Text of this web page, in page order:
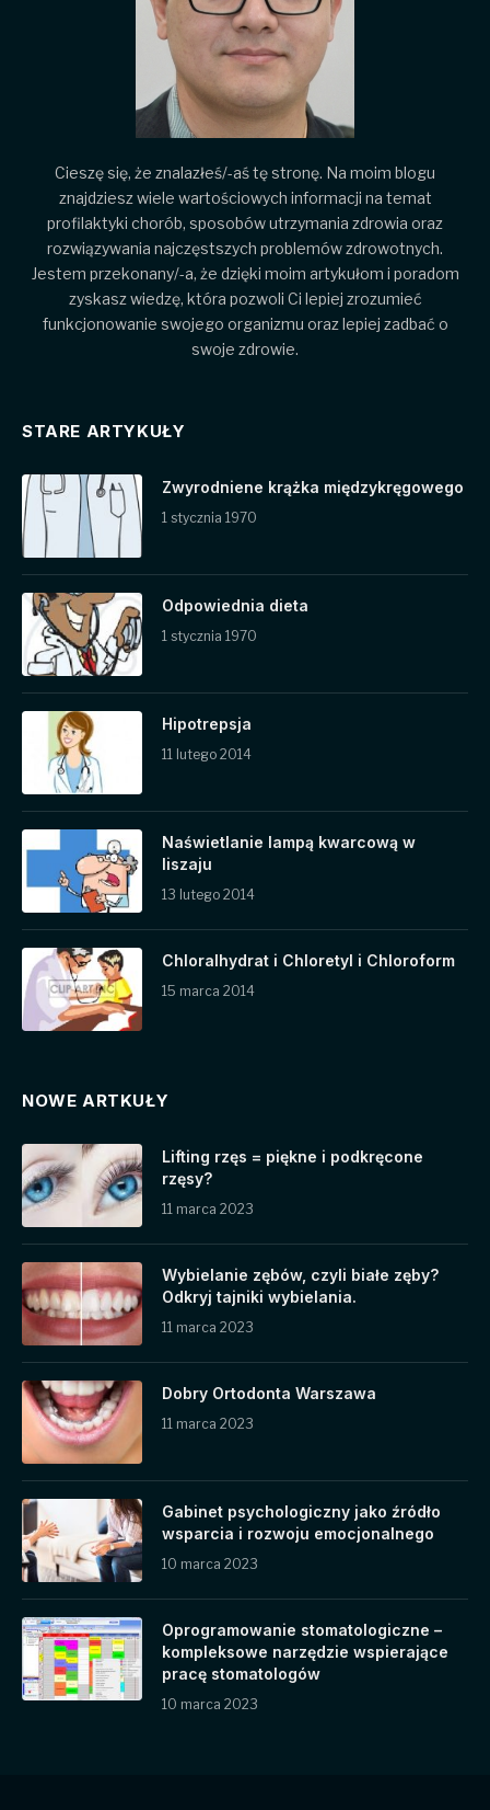
Cieszę się, że znalazłeś/-aś tę stronę. Na moim blogu
znajdziesz wiele wartościowych informacji na temat
profilaktyki chorób, sposobów utrzymania zdrowia oraz
rozwiązywania najczęstszych problemów zdrowotnych.
Jestem przekonany/-a, że dzięki moim artykułom i poradom
zyskasz wiedzę, która pozwoli Ci lepiej zrozumieć
funkcjonowanie swojego organizmu oraz lepiej zadbać o
swoje zdrowie.
STARE ARTYKUŁY
Zwyrodniene krążka międzykręgowego
1 stycznia 1970
Odpowiednia dieta
1 stycznia 1970
Hipotrepsja
11 lutego 2014
Naświetlanie lampą kwarcową w
liszaju
13 lutego 2014
Chloralhydrat i Chloretyl i Chloroform
15 marca 2014
NOWE ARTKUŁY
Lifting rzęs = piękne i podkręcone
rzęsy?
11 marca 2023
Wybielanie zębów, czyli białe zęby?
Odkryj tajniki wybielania.
11 marca 2023
Dobry Ortodonta Warszawa
11 marca 2023
Gabinet psychologiczny jako źródło
wsparcia i rozwoju emocjonalnego
10 marca 2023
Oprogramowanie stomatologiczne –
kompleksowe narzędzie wspierające
pracę stomatologów
10 marca 2023